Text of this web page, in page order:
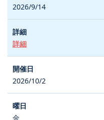
2026/9/14
詳細
2026/10/2
金